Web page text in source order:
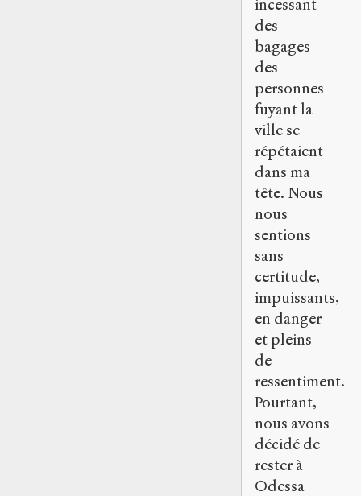
incessant
des
bagages
des
personnes
fuyant la
ville se
répétaient
dans ma
tête. Nous
nous
sentions
sans
certitude,
impuissants,
en danger
et pleins
de
ressentiment.
Pourtant,
nous avons
décidé de
rester à
Odessa